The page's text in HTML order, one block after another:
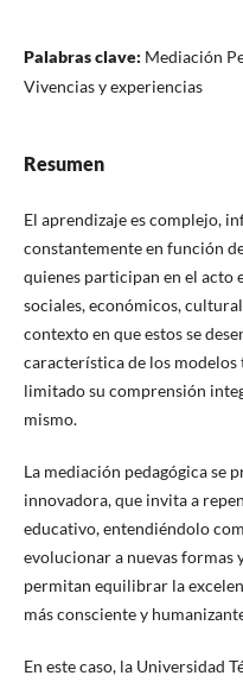
Palabras clave: Mediación
Vivencias y experiencias
Resumen
El aprendizaje es complejo,
constantemente en función
quienes participan en el acto
sociales, económicos,
contexto en que estos se
característica de los modelos
limitado su comprensión
mismo.
La mediación pedagógica se
innovadora, que invita a
educativo, entendiéndolo
evolucionar a nuevas formas
permitan equilibrar la
más consciente y
En este caso, la Universidad